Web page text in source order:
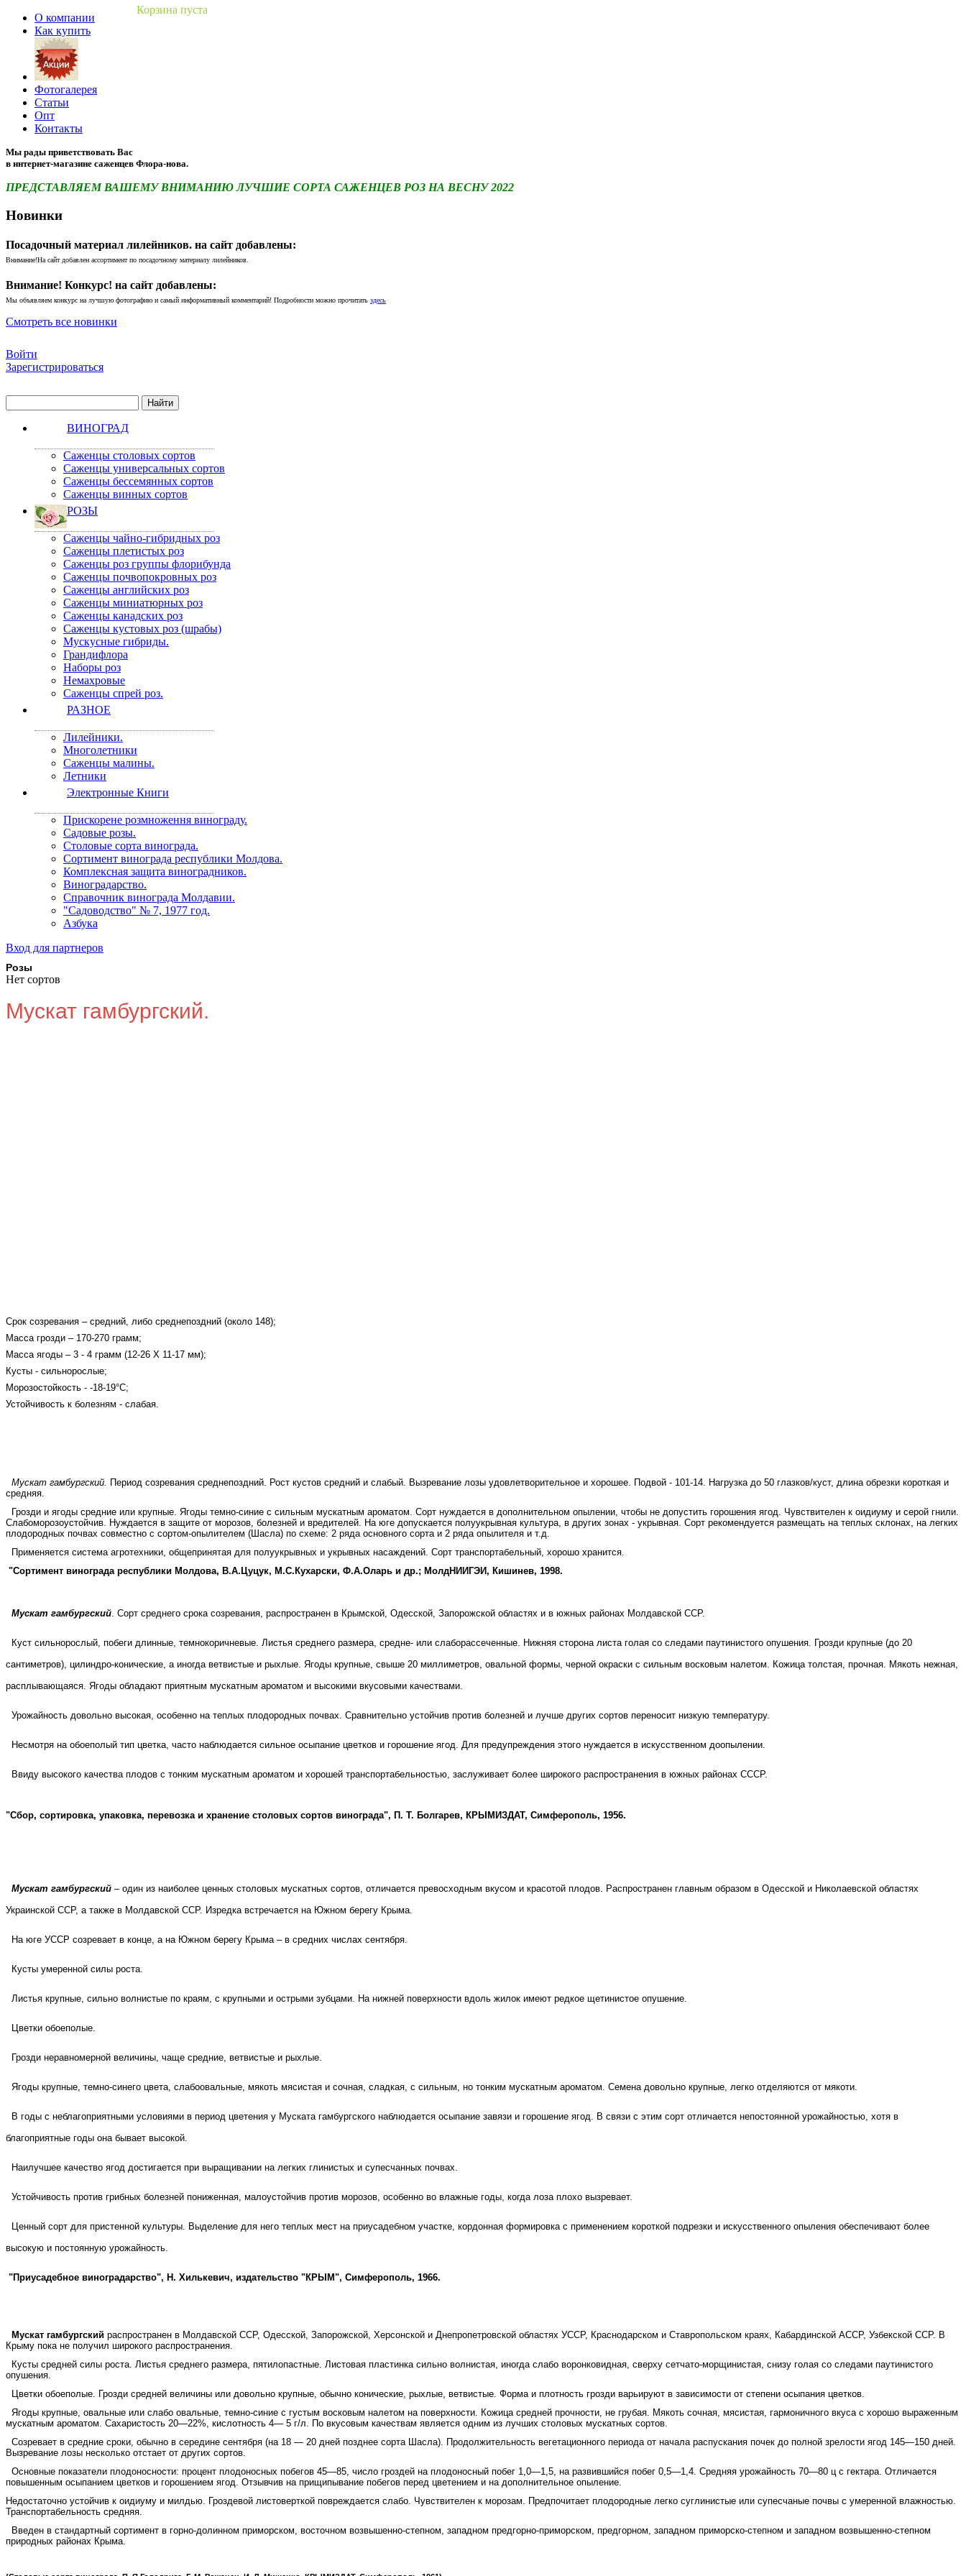
Корзина пуста
О компании
Как купить
Фотогалерея
Статьи
Опт
Контакты
Мы рады приветствовать Вас
в интернет-магазине саженцев Флора-нова.
ПРЕДСТАВЛЯЕМ ВАШЕМУ ВНИМАНИЮ ЛУЧШИЕ СОРТА САЖЕНЦЕВ РОЗ НА ВЕСНУ 2022
Новинки
Посадочный материал лилейников. на сайт добавлены:
Внимание!На сайт добавлен ассортимент по посадочному материалу лилейников.
Внимание! Конкурс! на сайт добавлены:
Мы объявляем конкурс на лучшую фотографию и самый информативный комментарий! Подробности можно прочитать здесь
Смотреть все новинки
Войти
Зарегистрироваться
ВИНОГРАД
Саженцы столовых сортов
Саженцы универсальных сортов
Саженцы бессемянных сортов
Саженцы винных сортов
РОЗЫ
Саженцы чайно-гибридных роз
Саженцы плетистых роз
Саженцы роз группы флорибунда
Саженцы почвопокровных роз
Саженцы английских роз
Саженцы миниатюрных роз
Саженцы канадских роз
Саженцы кустовых роз (шрабы)
Мускусные гибриды.
Грандифлора
Наборы роз
Немахровые
Саженцы спрей роз.
РАЗНОЕ
Лилейники.
Многолетники
Саженцы малины.
Летники
Электронные Книги
Прискорене розмноження винограду.
Садовые розы.
Столовые сорта винограда.
Сортимент винограда республики Молдова.
Комплексная защита виноградников.
Виноградарство.
Справочник винограда Молдавии.
"Садоводство" № 7, 1977 год.
Азбука
Вход для партнеров
Розы
Нет сортов
Мускат гамбургский.
Срок созревания – средний, либо среднепоздний (около 148);
Масса грозди – 170-270 грамм;
Масса ягоды – 3 - 4 грамм (12-26 Х 11-17 мм);
Кусты - сильнорослые;
Морозостойкость - -18-19°С;
Устойчивость к болезням - слабая.
Мускат гамбургский. Период созревания среднепоздний. Рост кустов средний и сла­бый. Вызревание лозы удовлетворительное и хорошее. Подвой - 101-14. Нагрузка до 50 глазков/куст, длина обрезки короткая и
средняя.
Грозди и ягоды средние или крупные. Ягоды темно-синие с сильным мускатным ароматом. Сорт нуждается в дополнительном опы­лении, чтобы не допустить горошения ягод. Чувствителен к оиди­уму и серой гнили.
Слабоморозоустойчив. Нуждается в защите от морозов, болезней и вредителей. На юге допускается полуукрывная культура, в других зонах - укрывная. Сорт рекомендуется размещать на теплых склонах, на легких
плодородных почвах сов­местно с сортом-опылителем (Шасла) по схеме: 2 ряда основного сорта и 2 ряда опылителя и т.д.
Применяется система агротехники, общепринятая для полуукрывных и укрывных насаждений. Сорт транспортабельный, хорошо хра­нится
"Сортимент винограда республики Молдова, В.А.Цуцук, М.С.Кухарски, Ф.А.Оларь и др.; МолдНИИГЭИ, Кишинев, 1998.
Мускат гамбургский. Сорт среднего срока созревания, распространен в Крымской, Одесской, Запорожской областях и в южных районах Молдавской ССР.
Куст сильнорослый, побеги длинные, темнокоричневые. Листья среднего размера, средне- или слаборассеченные. Нижняя сторона листа голая со следами паутинистого опушения. Грозди крупные (до 20
сантиметров), цилиндро-конические, а иногда ветвистые и рыхлые. Ягоды крупные, свыше 20 миллиметров, овальной формы, черной окраски с сильным восковым налетом. Кожица толстая, прочная. Мякоть нежная,
расплывающаяся. Ягоды обладают приятным мускатным ароматом и высокими вкусовыми качествами.
Урожайность довольно высокая, особенно на теплых плодородных почвах. Сравнительно устойчив против болезней и лучше других сортов переносит низкую температуру.
Несмотря на обоеполый тип цветка, часто наблюдается сильное осыпание цветков и горошение ягод. Для предупреждения этого нуждается в искусственном доопылении.
Ввиду высокого качества плодов с тонким мускатным ароматом и хорошей транспортабельностью, заслуживает более широкого распространения в южных районах СССР.
"Cбор, сортировка, упаковка, перевозка и хранение столовых сортов винограда", П. Т. Болгарев, КРЫМИЗДАТ, Симферополь, 1956.
Мускат гамбургский – один из наиболее ценных столовых мускатных сортов, отличается превосходным вкусом и красотой плодов. Распространен главным образом в Одесской и Николаевской областях
Украинской ССР, а также в Молдавской ССР. Изредка встречается на Южном берегу Крыма.
На юге УССР созревает в конце, а на Южном берегу Крыма – в средних числах сентября.
Кусты умеренной силы роста.
Листья крупные, сильно волнистые по краям, с крупными и острыми зубцами. На нижней поверхности вдоль жилок имеют редкое щетинистое опушение.
Цветки обоеполые.
Грозди неравномерной величины, чаще средние, ветвистые и рыхлые.
Ягоды крупные, темно-синего цвета, слабоовальные, мякоть мясистая и сочная, сладкая, с сильным, но тонким мускатным ароматом. Семена довольно крупные, легко отделяются от мякоти.
В годы с неблагоприятными условиями в период цветения у Муската гамбургского наблюдается осыпание завязи и горошение ягод. В связи с этим сорт отличается непостоянной урожайностью, хотя в
благоприятные годы она бывает высокой.
Наилучшее качество ягод достигается при выращивании на легких глинистых и супесчанных почвах.
Устойчивость против грибных болезней пониженная, малоустойчив против морозов, особенно во влажные годы, когда лоза плохо вызревает.
Ценный сорт для пристенной культуры. Выделение для него теплых мест на приусадебном участке, кордонная формировка с применением короткой подрезки и искусственного опыления обеспечивают более
высокую и постоянную урожайность.
"Приусадебное виноградарство", Н. Хилькевич, издательство "КРЫМ", Симферополь, 1966.
Мускат гамбургский распространен в Молдавской ССР, Одесской, Запорожской, Херсонской и Днепропетровской областях УССР, Краснодарском и Ставропольском краях, Кабардинской АССР, Узбекской ССР. В
Крыму пока не получил широкого распространения.
Кусты средней силы роста. Листья среднего размера, пятилопастные. Листовая пластинка сильно волнистая, иногда слабо воронковидная, сверху сетчато-морщинистая, снизу голая со следами паутинистого
опушения.
Цветки обоеполые. Грозди средней величины или довольно крупные, обычно конические, рыхлые, ветвистые. Форма и плотность грозди варьируют в зависимости от степени осыпания цветков.
Ягоды крупные, овальные или слабо овальные, темно-синие с густым восковым налетом на поверхности. Кожица средней прочности, не грубая. Мякоть сочная, мясистая, гармоничного вкуса с хорошо выраженным
мускатным ароматом. Сахаристость 20—22%, кислотность 4— 5 г/л. По вкусовым качествам является одним из лучших столовых мускатных сортов.
Созревает в средние сроки, обычно в середине сентября (на 18 — 20 дней позднее сорта Шасла). Продолжительность вегетационного периода от начала распускания почек до полной зрелости ягод 145—150 дней.
Вызревание лозы несколько отстает от других сортов.
Основные показатели плодоносности: процент плодоносных побегов 45—85, число гроздей на плодоносный побег 1,0—1,5, на развившийся побег 0,5—1,4. Средняя урожайность 70—80 ц с гектара. Отличается
повышенным осыпанием цветков и горошением ягод. Отзывчив на прищипывание побегов перед цветением и на дополнительное опыление.
Недостаточно устойчив к оидиуму и милдью. Гроздевой листоверткой повреждается слабо. Чувствителен к морозам. Предпочитает плодородные легко суглинистые или супесчаные почвы с умеренной влажностью.
Транспортабельность средняя.
Введен в стандартный сортимент в горно-долинном приморском, восточном возвышенно-степном, западном предгорно-приморском, предгорном, западном приморско-степном и западном возвышенно-степном
природных районах Крыма.